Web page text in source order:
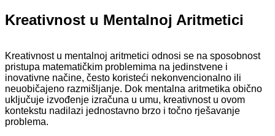
Kreativnost u Mentalnoj Aritmetici
Kreativnost u mentalnoj aritmetici odnosi se na sposobnost
pristupa matematičkim problemima na jedinstvene i
inovativne načine, često koristeći nekonvencionalno ili
neuobičajeno razmišljanje. Dok mentalna aritmetika obično
uključuje izvođenje izračuna u umu, kreativnost u ovom
kontekstu nadilazi jednostavno brzo i točno rješavanje
problema.